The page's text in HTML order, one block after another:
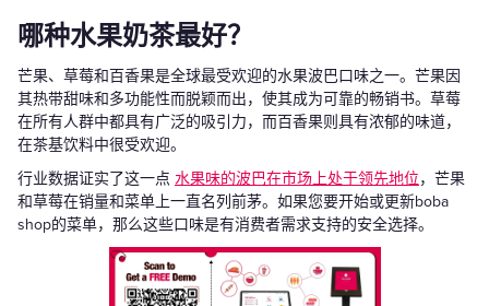
哪种水果奶茶最好？
芒果、草莓和百香果是全球最受欢迎的水果波巴口味之一。芒果因
其热带甜味和多功能性而脱颖而出，使其成为可靠的畅销书。草莓
在所有人群中都具有广泛的吸引力，而百香果则具有浓郁的味道，
在茶基饮料中很受欢迎。
行业数据证实了这一点 水果味的波巴在市场上处于领先地位，芒果
和草莓在销量和菜单上一直名列前茅。如果您要开始或更新boba
shop的菜单，那么这些口味是有消费者需求支持的安全选择。